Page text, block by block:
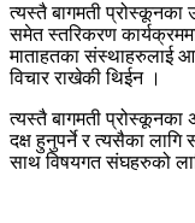
त्यस्तै बागमती प्रोस्कूनका
समेत स्तरिकरण
माताहतका संस्थाहरुलाई
विचार राखेकी थिईन ।
त्यस्तै बागमती
दक्ष हुनुपर्ने र त्यसैका लागि
साथ विषयगत संघहरुको